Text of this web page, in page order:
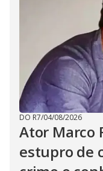
DO R7/04/08/2026
Ator Marco
estupro de